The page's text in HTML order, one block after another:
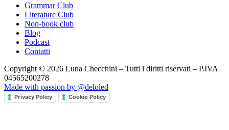
Grammar Club
Literature Club
Non-book club
Blog
Podcast
Contatti
Copyright © 2026 Luna Checchini – Tutti i diritti riservati – P.IVA
04565200278
Made with passion by @deloled
Privacy Policy Cookie Policy